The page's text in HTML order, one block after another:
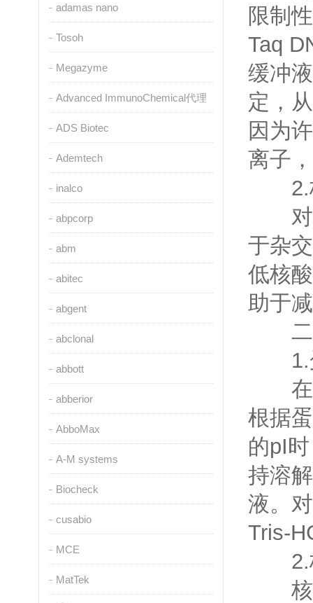
adamas nano
Tosoh
Megazyme
Advanced ImmunoChemical代理
ADS Biotec
Ademtech
inalco
abpcorp
abm
abitec
abgent
abclonal
abbott
abberior
AbboMax
A-M systems
Biocheck
cusabio
MCE
MatTek
限制
Taq
缓冲
定，
因为
离子
2.
对于
于杂
低核
助于
二
1.蛋
在蛋
根据
的pI
持溶
液。
Tris-
2.
核酸